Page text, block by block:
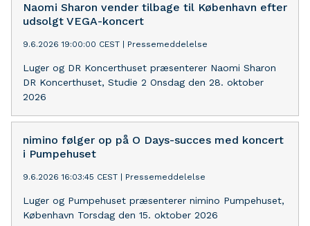
Naomi Sharon vender tilbage til København efter
udsolgt VEGA-koncert
9.6.2026 19:00:00 CEST Pressemeddelelse
Luger og DR Koncerthuset præsenterer Naomi Sharon
DR Koncerthuset, Studie 2 Onsdag den 28. oktober
2026
nimino følger op på O Days-succes med koncert
i Pumpehuset
9.6.2026 16:03:45 CEST Pressemeddelelse
Luger og Pumpehuset præsenterer nimino Pumpehuset,
København Torsdag den 15. oktober 2026